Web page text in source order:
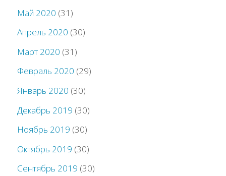
Май 2020 (31)
Апрель 2020 (30)
Март 2020 (31)
Февраль 2020 (29)
Январь 2020 (30)
Декабрь 2019 (30)
Ноябрь 2019 (30)
Октябрь 2019 (30)
Сентябрь 2019 (30)